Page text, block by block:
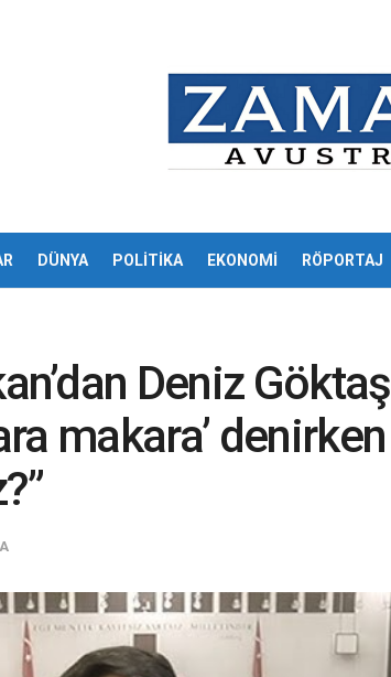
DÜNYA POLİTİKA EKONOMİ RÖPORTAJ
Deniz Göktaş
makara’ denirken